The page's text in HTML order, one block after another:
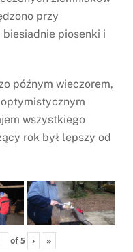
przy
piosenki i
późnym wieczorem,
wszystkiego
rok był lepszy od
of5 › »